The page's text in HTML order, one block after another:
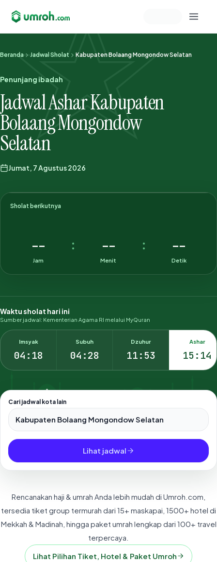
Memeriksa sesi akun
Beranda Jadwal Sholat Kabupaten Bolaang Mongondow Selatan
Penunjang ibadah
Jadwal Ashar Kabupaten
Bolaang Mongondow
Selatan
Jumat, 7 Agustus 2026
Sholat berikutnya
--
Jam
: --
Menit
: --
Detik
Waktu sholat hari ini
Sumber jadwal: Kementerian Agama RI melalui MyQuran
Imsyak
04:18
Subuh
04:28
Dzuhur
11:53
Ashar
15:14
Cari jadwal kota lain
Pilih salah satu dari 500+ kota dan kabupaten di Indonesia.
Lihat jadwal
Rencanakan haji & umrah Anda lebih mudah di Umroh.com,
tersedia tiket group termurah dari 15+ maskapai, 1500+ hotel di
Mekkah & Madinah, hingga paket umrah lengkap dari 100+ travel
terpercaya.
Lihat Pilihan Tiket, Hotel & Paket Umroh